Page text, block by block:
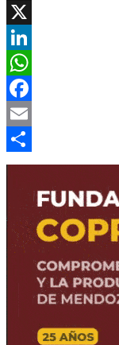
X
LinkedIn
WhatsApp
Facebook
Email
Compartir